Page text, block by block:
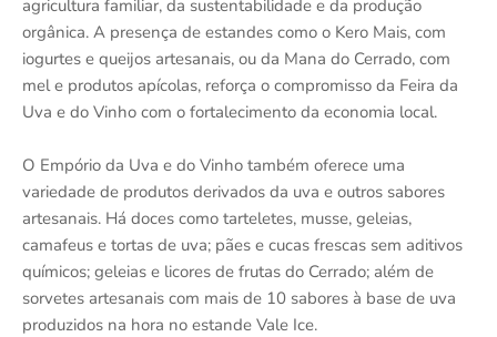
agricultura familiar, da sustentabilidade e da produção
orgânica. A presença de estandes como o Kero Mais, com
iogurtes e queijos artesanais, ou da Mana do Cerrado, com
mel e produtos apícolas, reforça o compromisso da Feira da
Uva e do Vinho com o fortalecimento da economia local.
O Empório da Uva e do Vinho também oferece uma
variedade de produtos derivados da uva e outros sabores
artesanais. Há doces como tarteletes, musse, geleias,
camafeus e tortas de uva; pães e cucas frescas sem aditivos
químicos; geleias e licores de frutas do Cerrado; além de
sorvetes artesanais com mais de 10 sabores à base de uva
produzidos na hora no estande Vale Ice.